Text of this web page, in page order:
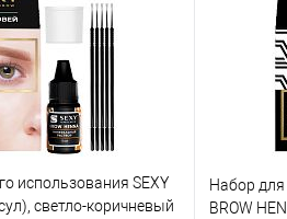
использования SEXY
светло-коричневый
Набор
BROW